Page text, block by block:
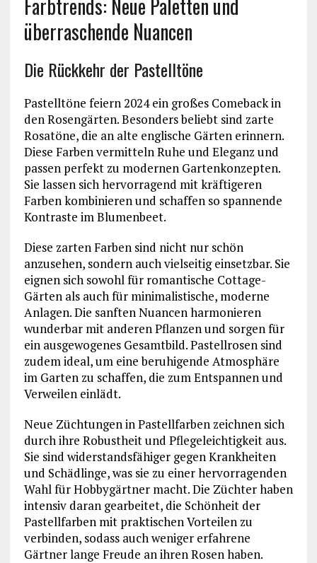
überraschende Nuancen
Die Rückkehr der Pastelltöne
Pastelltöne feiern 2024 ein großes Comeback in
den Rosengärten. Besonders beliebt sind zarte
Rosatöne, die an alte englische Gärten erinnern.
Diese Farben vermitteln Ruhe und Eleganz und
passen perfekt zu modernen Gartenkonzepten.
Sie lassen sich hervorragend mit kräftigeren
Farben kombinieren und schaffen so spannende
Kontraste im Blumenbeet.
Diese zarten Farben sind nicht nur schön
anzusehen, sondern auch vielseitig einsetzbar. Sie
eignen sich sowohl für romantische Cottage-
Gärten als auch für minimalistische, moderne
Anlagen. Die sanften Nuancen harmonieren
wunderbar mit anderen Pflanzen und sorgen für
ein ausgewogenes Gesamtbild. Pastellrosen sind
zudem ideal, um eine beruhigende Atmosphäre
im Garten zu schaffen, die zum Entspannen und
Verweilen einlädt.
Neue Züchtungen in Pastellfarben zeichnen sich
durch ihre Robustheit und Pflegeleichtigkeit aus.
Sie sind widerstandsfähiger gegen Krankheiten
und Schädlinge, was sie zu einer hervorragenden
Wahl für Hobbygärtner macht. Die Züchter haben
intensiv daran gearbeitet, die Schönheit der
Pastellfarben mit praktischen Vorteilen zu
verbinden, sodass auch weniger erfahrene
Gärtner lange Freude an ihren Rosen haben.